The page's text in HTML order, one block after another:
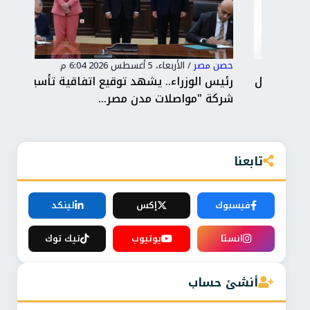
حصن مصر/ الأربعاء، 5 أغسطس 2026 6:04 م
رئيس الوزراء.. يشهد توقيع اتفاقية تأسيس
شركة "مواصلات مدن مصر...
تابعنا
فيسبوك إكس
لينكد
انستا
يوتيوب تيك توك
أنشئ حساب